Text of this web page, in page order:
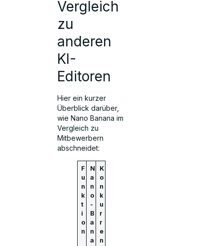
Vergleich
zu
anderen
KI-
Editoren
Hier ein kurzer
Überblick darüber,
wie Nano Banana im
Vergleich zu
Mitbewerbern
abschneidet:
F
u
n
k
t
i
o
n
N
a
n
o
-
B
a
n
a
K
o
n
k
u
r
r
e
n